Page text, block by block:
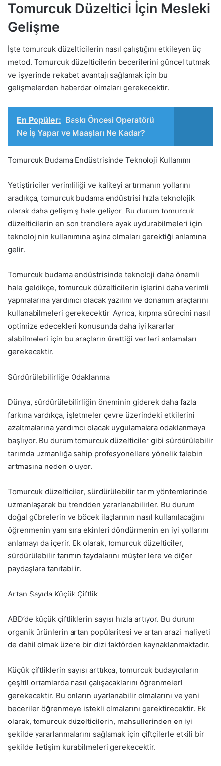
Tomurcuk Düzeltici İçin Mesleki
Gelişme
İşte tomurcuk düzelticilerin nasıl çalıştığını etkileyen üç
metod. Tomurcuk düzelticilerin becerilerini güncel tutmak
ve işyerinde rekabet avantajı sağlamak için bu
gelişmelerden haberdar olmaları gerekecektir.
En Popüler: Baskı Öncesi Operatörü
Ne İş Yapar ve Maaşları Ne Kadar?
Tomurcuk Budama Endüstrisinde Teknoloji Kullanımı
Yetiştiriciler verimliliği ve kaliteyi artırmanın yollarını
aradıkça, tomurcuk budama endüstrisi hızla teknolojik
olarak daha gelişmiş hale geliyor. Bu durum tomurcuk
düzelticilerin en son trendlere ayak uydurabilmeleri için
teknolojinin kullanımına aşina olmaları gerektiği anlamına
gelir.
Tomurcuk budama endüstrisinde teknoloji daha önemli
hale geldikçe, tomurcuk düzelticilerin işlerini daha verimli
yapmalarına yardımcı olacak yazılım ve donanım araçlarını
kullanabilmeleri gerekecektir. Ayrıca, kırpma sürecini nasıl
optimize edecekleri konusunda daha iyi kararlar
alabilmeleri için bu araçların ürettiği verileri anlamaları
gerekecektir.
Sürdürülebilirliğe Odaklanma
Dünya, sürdürülebilirliğin öneminin giderek daha fazla
farkına vardıkça, işletmeler çevre üzerindeki etkilerini
azaltmalarına yardımcı olacak uygulamalara odaklanmaya
başlıyor. Bu durum tomurcuk düzelticiler gibi sürdürülebilir
tarımda uzmanlığa sahip profesyonellere yönelik talebin
artmasına neden oluyor.
Tomurcuk düzelticiler, sürdürülebilir tarım yöntemlerinde
uzmanlaşarak bu trendden yararlanabilirler. Bu durum
doğal gübrelerin ve böcek ilaçlarının nasıl kullanılacağını
öğrenmenin yanı sıra ekinleri döndürmenin en iyi yollarını
anlamayı da içerir. Ek olarak, tomurcuk düzelticiler,
sürdürülebilir tarımın faydalarını müşterilere ve diğer
paydaşlara tanıtabilir.
Artan Sayıda Küçük Çiftlik
ABD’de küçük çiftliklerin sayısı hızla artıyor. Bu durum
organik ürünlerin artan popülaritesi ve artan arazi maliyeti
de dahil olmak üzere bir dizi faktörden kaynaklanmaktadır.
Küçük çiftliklerin sayısı arttıkça, tomurcuk budayıcıların
çeşitli ortamlarda nasıl çalışacaklarını öğrenmeleri
gerekecektir. Bu onların uyarlanabilir olmalarını ve yeni
beceriler öğrenmeye istekli olmalarını gerektirecektir. Ek
olarak, tomurcuk düzelticilerin, mahsullerinden en iyi
şekilde yararlanmalarını sağlamak için çiftçilerle etkili bir
şekilde iletişim kurabilmeleri gerekecektir.